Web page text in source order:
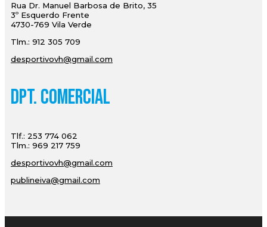
Rua Dr. Manuel Barbosa de Brito, 35
3º Esquerdo Frente
4730-769 Vila Verde
Tlm.: 912 305 709
desportivovh@gmail.com
Dpt. Comercial
Tlf.: 253 774 062
Tlm.: 969 217 759
desportivovh@gmail.com
publineiva@gmail.com